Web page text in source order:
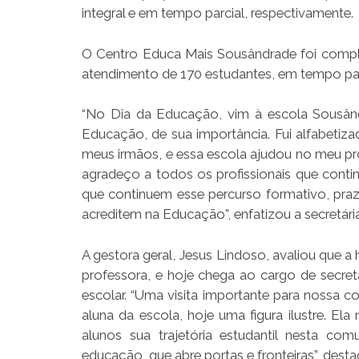
integral e em tempo parcial, respectivamente.
O Centro Educa Mais Sousândrade foi
atendimento de 170 estudantes, em tempo
“No Dia da Educação, vim à escola
Educação, de sua importância. Fui
meus irmãos, e essa escola ajudou no meu
agradeço a todos os profissionais que
que continuem esse percurso formativo,
acreditem na Educação”, enfatizou a
A gestora geral, Jesus Lindoso, avaliou que
professora, e hoje chega ao cargo de
escolar. “Uma visita importante para nossa
aluna da escola, hoje uma figura ilustre.
alunos sua trajetória estudantil nesta
educação, que abre portas e fronteiras”,